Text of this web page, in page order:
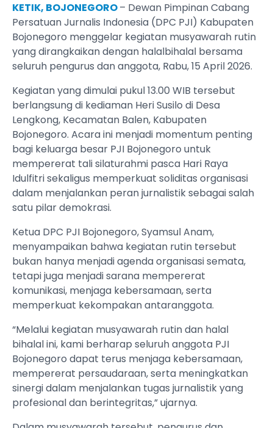
KETIK, BOJONEGORO– Dewan Pimpinan Cabang
Persatuan Jurnalis Indonesia (DPC PJI) Kabupaten
Bojonegoro menggelar kegiatan musyawarah rutin
yang dirangkaikan dengan halalbihalal bersama
seluruh pengurus dan anggota, Rabu, 15 April 2026.
Kegiatan yang dimulai pukul 13.00 WIB tersebut
berlangsung di kediaman Heri Susilo di Desa
Lengkong, Kecamatan Balen, Kabupaten
Bojonegoro. Acara ini menjadi momentum penting
bagi keluarga besar PJI Bojonegoro untuk
mempererat tali silaturahmi pasca Hari Raya
Idulfitri sekaligus memperkuat soliditas organisasi
dalam menjalankan peran jurnalistik sebagai salah
satu pilar demokrasi.
Ketua DPC PJI Bojonegoro, Syamsul Anam,
menyampaikan bahwa kegiatan rutin tersebut
bukan hanya menjadi agenda organisasi semata,
tetapi juga menjadi sarana mempererat
komunikasi, menjaga kebersamaan, serta
memperkuat kekompakan antaranggota.
“Melalui kegiatan musyawarah rutin dan halal
bihalal ini, kami berharap seluruh anggota PJI
Bojonegoro dapat terus menjaga kebersamaan,
mempererat persaudaraan, serta meningkatkan
sinergi dalam menjalankan tugas jurnalistik yang
profesional dan berintegritas,” ujarnya.